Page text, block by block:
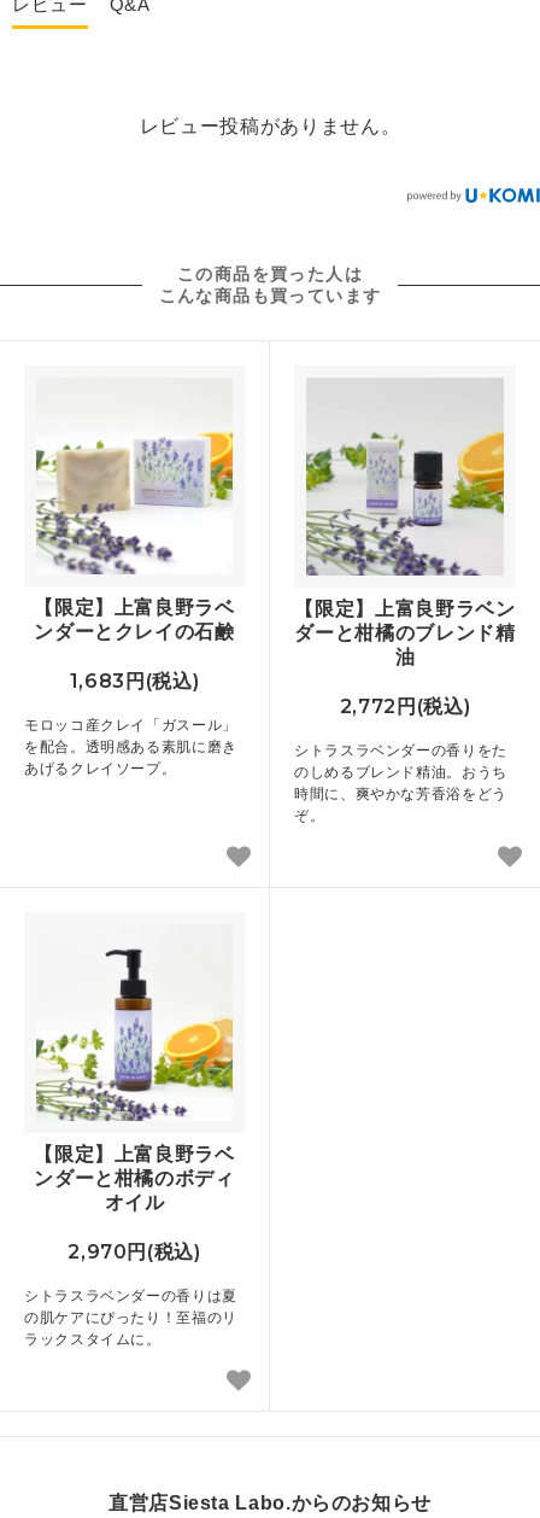
レビュー Q&A
レビュー投稿がありません。
この商品を買った人は
こんな商品も買っています
【限定】上富良野ラベ
ンダーとクレイの石鹸
1,683円(税込)
モロッコ産クレイ「ガスール」
を配合。透明感ある素肌に磨き
あげるクレイソープ。
【限定】上富良野ラベン
ダーと柑橘のブレンド精
油
2,772円(税込)
シトラスラベンダーの香りをた
のしめるブレンド精油。おうち
時間に、爽やかな芳香浴をどう
ぞ。
【限定】上富良野ラベ
ンダーと柑橘のボディ
オイル
2,970円(税込)
シトラスラベンダーの香りは夏
の肌ケアにぴったり！至福のリ
ラックスタイムに。
直営店Siesta Labo.からのお知らせ